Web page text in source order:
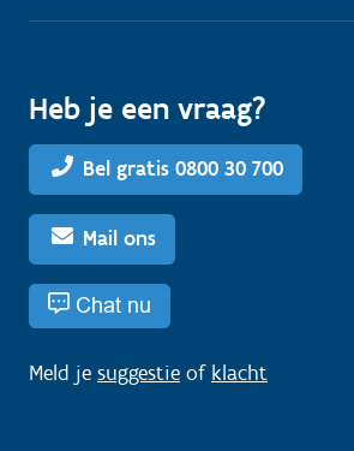
Heb je een vraag?
Bel gratis 0800 30 700
Mail ons
Chat nu
Meld je suggestie of klacht